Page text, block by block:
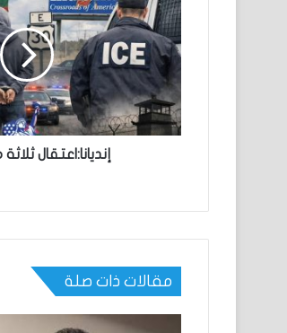
إنديانا:اعتقال
مقالات ذات صلة